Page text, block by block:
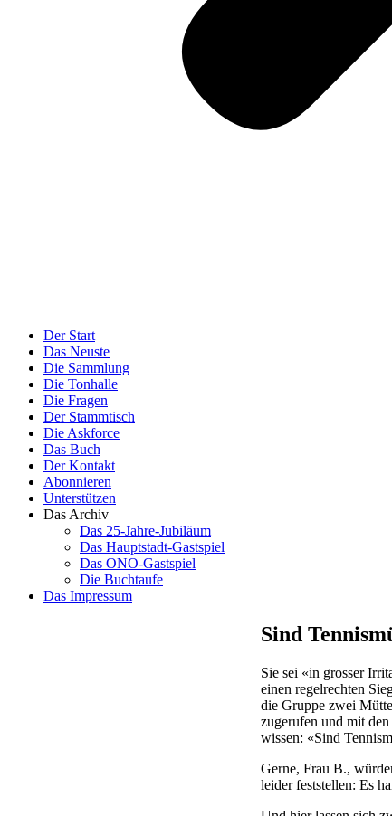
Der Start
Das Neuste
Die Sammlung
Die Tonhalle
Die Fragen
Der Stammtisch
Die Askforce
Das Buch
Der Kontakt
Abonnieren
Unterstützen
Das Archiv
Das 25-Jahre-Jubiläum
Das Hauptstadt-Gastspiel
Das ONO-Gastspiel
Die Buchtaufe
Das Impressum
Sind
Sie sei «in grosser
einen regelrechten
die Gruppe zwei
zugerufen und mit
wissen: «Sind
Gerne, Frau B.,
leider feststellen: Es